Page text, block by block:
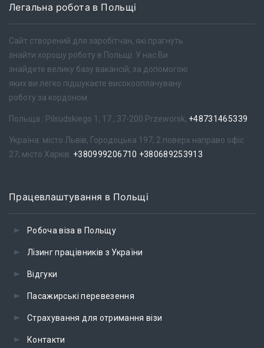
Легальна робота в Польщі
Сайт створений для заробітчан, які прагнуть
знайти хорошу роботу в Польщі. У нас Ви
знайдете велику базу вакансій, за допомогою
яких ви легко підшукаєте високооплачувану
роботу за кордоном.
Польща : Pilsudskiego 1, 17 , 37-200 Przeworsk, +48731465339
Україна: місто Львів, Городоцька 197, 2 поверх направо офіс
27; місто Харків. +380999206710 +380689253913
Працевлаштування в Польщі
Робоча віза в Польщу
Лізинг працівників з України
Відгуки
Пасажирські перевезення
Страхування для отримання візи
Контакти